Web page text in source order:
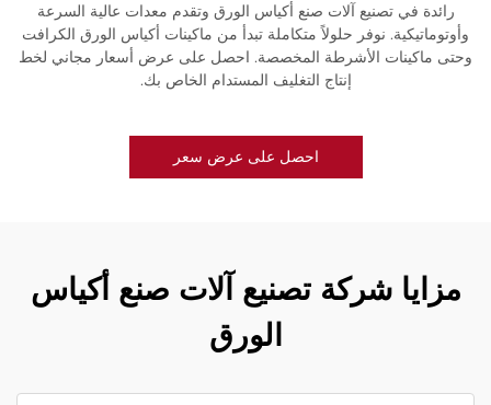
رائدة في تصنيع آلات صنع أكياس الورق وتقدم معدات عالية السرعة
وأوتوماتيكية. نوفر حلولاً متكاملة تبدأ من ماكينات أكياس الورق الكرافت
وحتى ماكينات الأشرطة المخصصة. احصل على عرض أسعار مجاني لخط
إنتاج التغليف المستدام الخاص بك.
احصل على عرض سعر
مزايا شركة تصنيع آلات صنع أكياس
الورق